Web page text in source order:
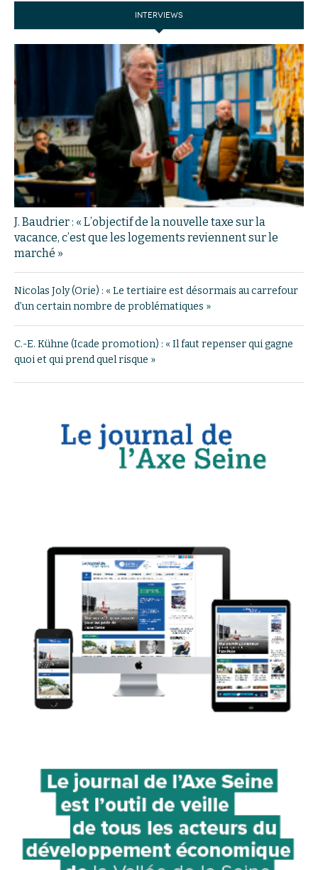
INTERVIEWS
J. Baudrier : « L’objectif de la nouvelle taxe sur la
vacance, c’est que les logements reviennent sur le
marché »
Nicolas Joly (Orie) : « Le tertiaire est désormais au carrefour
d’un certain nombre de problématiques »
C.-E. Kühne (Icade promotion) : « Il faut repenser qui gagne
quoi et qui prend quel risque »